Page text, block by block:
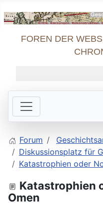
FOREN DER
Forum
Diskussionsplatz für
Katastrophien oder
Katastrophien
Omen